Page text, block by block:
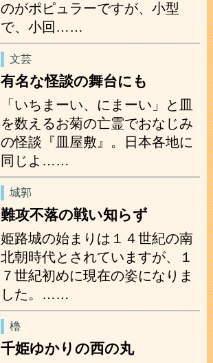
のがポピュラーですが、小型
で、小回……
文芸
有名な怪談の舞台にも
「いちまーい、にまーい」と皿
を数えるお菊の亡霊でおなじみ
の怪談『皿屋敷』。日本各地に
同じよ……
城郭
難攻不落の戦い知らず
姫路城の始まりは１４世紀の南
北朝時代とされていますが、１
７世紀初めに現在の姿になりま
した。……
櫓
千姫ゆかりの西の丸